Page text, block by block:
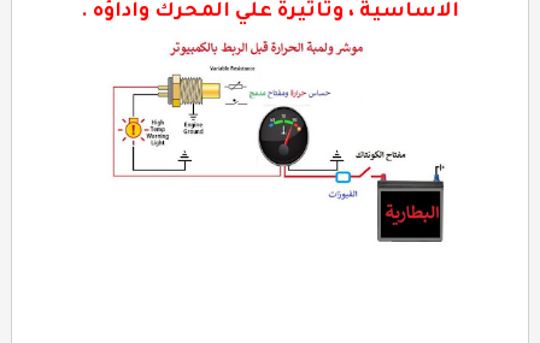
الاساسية ، وتاثيرة علي المحرك واداؤه .